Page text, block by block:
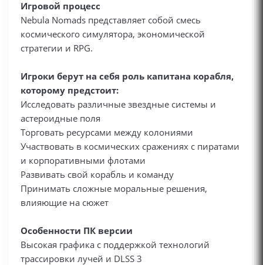
Игровой процесс
Nebula Nomads представляет собой смесь
космического симулятора, экономической
стратегии и RPG.
Игроки берут на себя роль капитана корабля,
которому предстоит:
Исследовать различные звездные системы и
астероидные поля
Торговать ресурсами между колониями
Участвовать в космических сражениях с пиратами
и корпоративными флотами
Развивать свой корабль и команду
Принимать сложные моральные решения,
влияющие на сюжет
Особенности ПК версии
Высокая графика с поддержкой технологий
трассировки лучей и DLSS 3